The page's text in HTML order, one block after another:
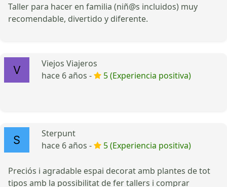
Taller para hacer en familia (niñ@s incluidos) muy
recomendable, divertido y diferente.
Viejos Viajeros
hace 6 años -
5 (Experiencia positiva)
Sterpunt
hace 6 años -
5 (Experiencia positiva)
Preciós i agradable espai decorat amb plantes de tot
tipos amb la possibilitat de fer tallers i comprar